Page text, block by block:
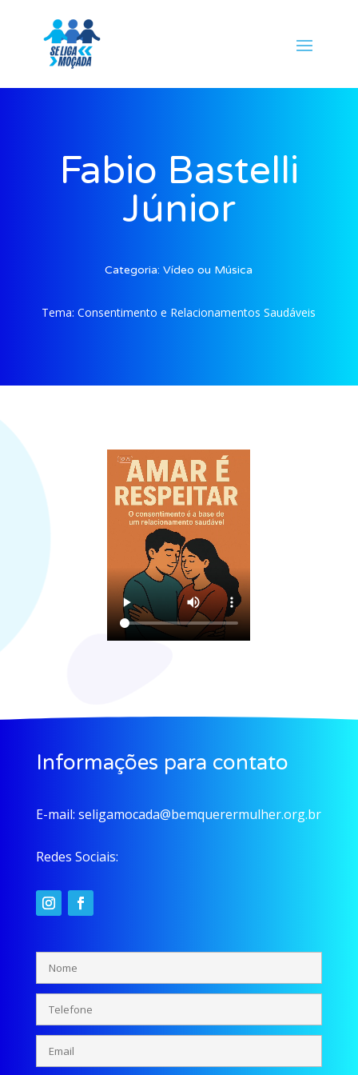
Fabio Bastelli
Júnior
Categoria:Vídeo ou Música
Tema:Consentimento e Relacionamentos Saudáveis
Informações para contato
E-mail: seligamocada@bemquerermulher.org.br
Redes Sociais: